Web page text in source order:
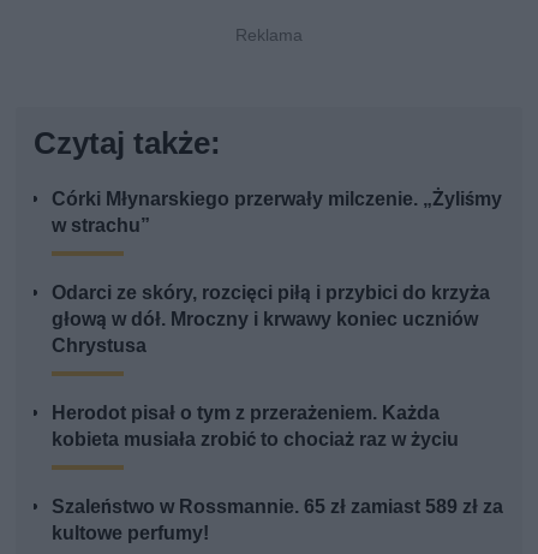
Czytaj także:
Córki Młynarskiego przerwały milczenie. „Żyliśmy
w strachu”
Odarci ze skóry, rozcięci piłą i przybici do krzyża
głową w dół. Mroczny i krwawy koniec uczniów
Chrystusa
Herodot pisał o tym z przerażeniem. Każda
kobieta musiała zrobić to chociaż raz w życiu
Szaleństwo w Rossmannie. 65 zł zamiast 589 zł za
kultowe perfumy!